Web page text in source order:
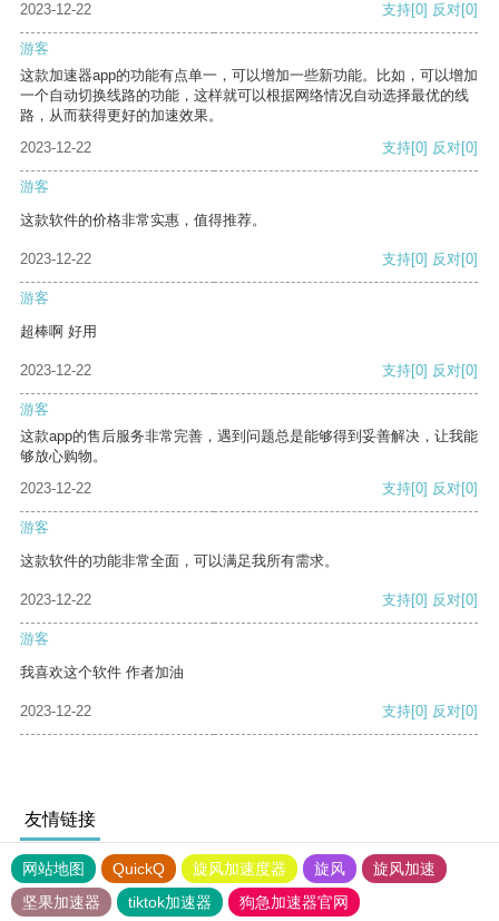
2023-12-22 支持[0] 反对[0]
游客
这款加速器app的功能有点单一，可以增加一些新功能。比如，可以增加
一个自动切换线路的功能，这样就可以根据网络情况自动选择最优的线
路，从而获得更好的加速效果。
2023-12-22
支持[0] 反对[0]
游客
这款软件的价格非常实惠，值得推荐。
2023-12-22 支持[0] 反对[0]
游客
超棒啊 好用
2023-12-22 支持[0] 反对[0]
游客
这款app的售后服务非常完善，遇到问题总是能够得到妥善解决，让我能
够放心购物。
2023-12-22
支持[0] 反对[0]
游客
这款软件的功能非常全面，可以满足我所有需求。
2023-12-22 支持[0] 反对[0]
游客
我喜欢这个软件 作者加油
2023-12-22 支持[0] 反对[0]
友情链接
网站地图 QuickQ 旋风加速度器 旋风
旋风加速
坚果加速器
tiktok加速器 狗急加速器官网